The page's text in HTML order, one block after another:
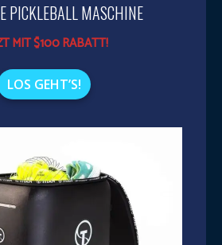
PICKLEBALL MASCHINE
MIT $100 RABATT!
LOS GEHT’S!